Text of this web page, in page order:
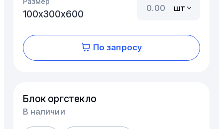
100х300х600
шт
По запросу
Блок оргстекло
В наличии